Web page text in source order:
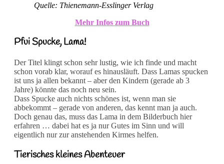
Quelle: Thienemann-Esslinger Verlag
Mehr Infos zum Buch
Pfui Spucke, Lama!
Der Titel klingt schon sehr lustig, wie ich finde und macht
schon vorab klar, worauf es hinausläuft. Dass Lamas spucken
ist uns ja allen bekannt – aber den Kindern (gerade ab 3
Jahre) könnte das noch neu sein.
Dass Spucke auch nichts schönes ist, wenn man sie
abbekommt – gerade von anderen, das kennt man ja auch.
Doch genau das, muss das Lama in dem Bilderbuch hier
erfahren … dabei hat es ja nur Gutes im Sinn und will
eigentlich nur zur anstehenden Kirmes helfen.
Tierisches kleines Abenteuer